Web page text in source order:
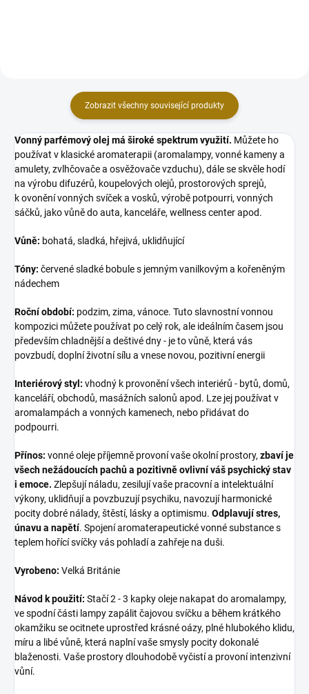
Zobrazit všechny související produkty
Vonný parfémový olej má široké spektrum využití. Můžete ho
používat v klasické aromaterapii (aromalampy, vonné kameny a
amulety, zvlhčovače a osvěžovače vzduchu), dále se skvěle hodí
na výrobu difuzérů, koupelových olejů, prostorových sprejů,
k ovonění vonných svíček a vosků, výrobě potpourri, vonných
sáčků, jako vůně do auta, kanceláře, wellness center apod.
Vůně: bohatá, sladká, hřejivá, uklidňující
Tóny: červené sladké bobule s jemným vanilkovým a kořeněným
nádechem
Roční období: podzim, zima, vánoce. Tuto slavnostní vonnou
kompozici můžete používat po celý rok, ale ideálním časem jsou
především chladnější a deštivé dny - je to vůně, která vás
povzbudí, doplní životní sílu a vnese novou, pozitivní energii
Interiérový styl: vhodný k provonění všech interiérů - bytů, domů,
kanceláří, obchodů, masážních salonů apod. Lze jej používat v
aromalampách a vonných kamenech, nebo přidávat do
podpourri.
Přínos: vonné oleje příjemně provoní vaše okolní prostory, zbaví je
všech nežádoucích pachů a pozitivně ovlivní váš psychický stav
i emoce. Zlepšují náladu, zesilují vaše pracovní a intelektuální
výkony, uklidňují a povzbuzují psychiku, navozují harmonické
pocity dobré nálady, štěstí, lásky a optimismu. Odplavují stres,
únavu a napětí. Spojení aromaterapeutické vonné substance s
teplem hořící svíčky vás pohladí a zahřeje na duši.
Vyrobeno: Velká Británie
Návod k použití: Stačí 2 - 3 kapky oleje nakapat do aromalampy,
ve spodní části lampy zapálit čajovou svíčku a během krátkého
okamžiku se ocitnete uprostřed krásné oázy, plné hlubokého klidu,
míru a libé vůně, která naplní vaše smysly pocity dokonalé
blaženosti. Vaše prostory dlouhodobě vyčistí a provoní intenzivní
vůní.